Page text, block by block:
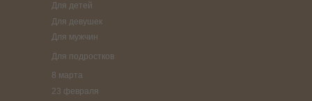
23 февраля
8 марта
Для подростков
Для мужчин
Для девушек
Для детей